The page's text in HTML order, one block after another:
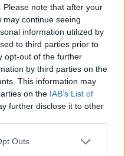
note that after your
continue seeing
information utilized by
to third parties prior to
opt-out of the further
by third parties on the
This information may
on the IAB’s List of
further disclose it to other
Outs
Amor Del Arte Galéria-
Ráduly Zoltán
Del Arte Kft.
06202391066